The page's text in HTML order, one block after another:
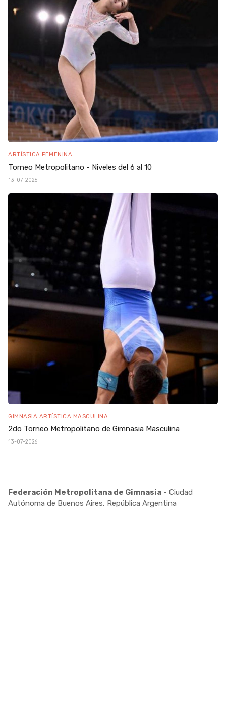
ARTÍSTICA FEMENINA
Torneo Metropolitano - Niveles del 6 al 10
13-07-2026
GIMNASIA ARTÍSTICA MASCULINA
2do Torneo Metropolitano de Gimnasia Masculina
13-07-2026
Federación Metropolitana de Gimnasia - Ciudad
Autónoma de Buenos Aires, República Argentina